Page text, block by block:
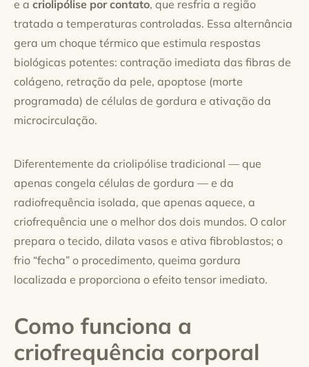
e a criolipólise por contato, que resfria a região
tratada a temperaturas controladas. Essa alternância
gera um choque térmico que estimula respostas
biológicas potentes: contração imediata das fibras de
colágeno, retração da pele, apoptose (morte
programada) de células de gordura e ativação da
microcirculação.
Diferentemente da criolipólise tradicional — que
apenas congela células de gordura — e da
radiofrequência isolada, que apenas aquece, a
criofrequência une o melhor dos dois mundos. O calor
prepara o tecido, dilata vasos e ativa fibroblastos; o
frio “fecha” o procedimento, queima gordura
localizada e proporciona o efeito tensor imediato.
Como funciona a
criofrequência corporal